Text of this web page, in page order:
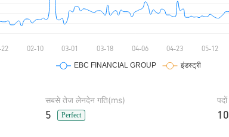
सबसे तेज लेनदेन गति(ms)
5 Perfect 10